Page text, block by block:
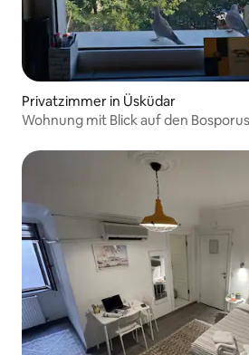
Privatzimmer in Üsküdar
Wohnung mit Blick auf den